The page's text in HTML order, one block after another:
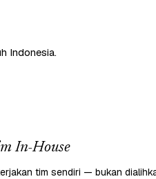
Indonesia.
In-House
tim sendiri — bukan